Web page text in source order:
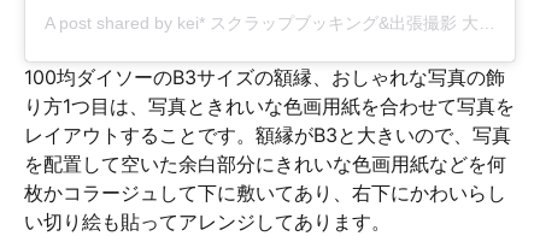
A post shared by kei* スクラップブッキング&出張撮影 大阪
100均ダイソーのB3サイズの額縁、おしゃれな写真の飾
り方1つ目は、写真ときれいな色画用紙を合わせて写真を
レイアウトすることです。額縁がB3と大きいので、写真
を配置して空いた余白部分にきれいな色画用紙などを何
枚かコラージュして下に敷いてあり、右下にかわいらし
い切り絵も貼ってアレンジしてあります。